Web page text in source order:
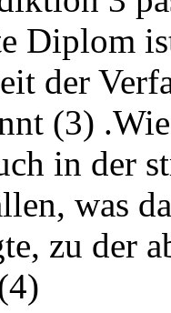
Diplom
der
(3)
in der
was
zu der